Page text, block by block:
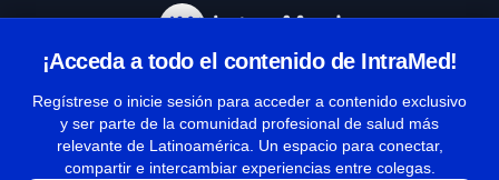
¡Acceda a todo el contenido de IntraMed!
Regístrese o inicie sesión para acceder a contenido exclusivo
y ser parte de la comunidad profesional de salud más
relevante de Latinoamérica. Un espacio para conectar,
compartir e intercambiar experiencias entre colegas.
Términos y condiciones